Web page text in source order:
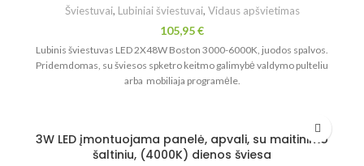
Šviestuvai, Lubiniai šviestuvai, Vidaus apšvietimas
105,95€
Lubinis šviestuvas LED 2X48W Boston 3000-6000K, juodos spalvos.
Pridemdomas, su šviesos spketro keitmo galimybė valdymo pulteliu
arba mobiliaja programėle.
3W LED įmontuojama panelė, apvali, su maitinimo
šaltiniu, (4000K) dienos šviesa